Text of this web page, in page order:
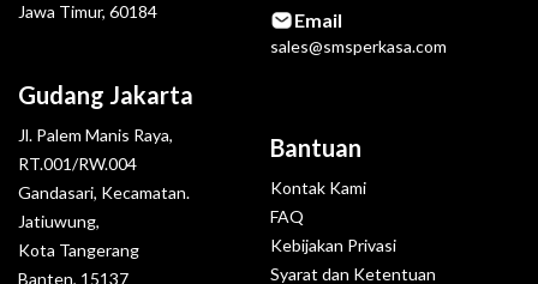
Jawa Timur, 60184
Gudang Jakarta
Jl. Palem Manis Raya,
RT.001/RW.004
Gandasari, Kecamatan.
Jatiuwung,
Kota Tangerang
Banten, 15137
Email
sales@smsperkasa.com
Bantuan
Kontak Kami
FAQ
Kebijakan Privasi
Syarat dan Ketentuan